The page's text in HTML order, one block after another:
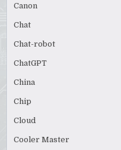
Canon
Chat
Chat-robot
ChatGPT
China
Chip
Cloud
Cooler Master